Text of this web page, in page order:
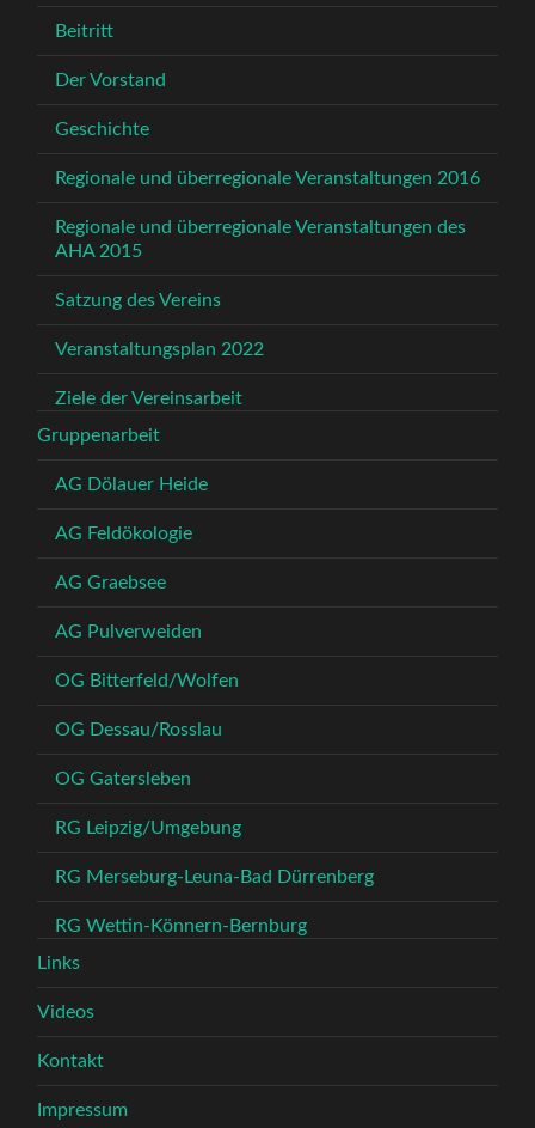
Beitritt
Der Vorstand
Geschichte
Regionale und überregionale Veranstaltungen 2016
Regionale und überregionale Veranstaltungen des
AHA 2015
Satzung des Vereins
Veranstaltungsplan 2022
Ziele der Vereinsarbeit
Gruppenarbeit
AG Dölauer Heide
AG Feldökologie
AG Graebsee
AG Pulverweiden
OG Bitterfeld/Wolfen
OG Dessau/Rosslau
OG Gatersleben
RG Leipzig/Umgebung
RG Merseburg-Leuna-Bad Dürrenberg
RG Wettin-Könnern-Bernburg
Links
Videos
Kontakt
Impressum